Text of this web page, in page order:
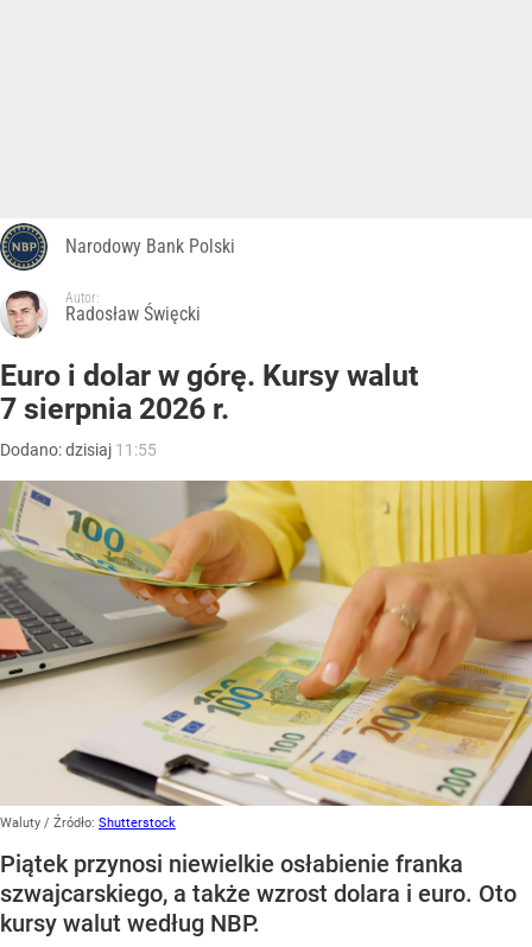
Narodowy Bank Polski
Autor:
Radosław Święcki
Euro i dolar w górę. Kursy walut
7 sierpnia 2026 r.
Dodano:dzisiaj 11:55
Waluty / Źródło: Shutterstock
Piątek przynosi niewielkie osłabienie franka
szwajcarskiego, a także wzrost dolara i euro. Oto
kursy walut według NBP.